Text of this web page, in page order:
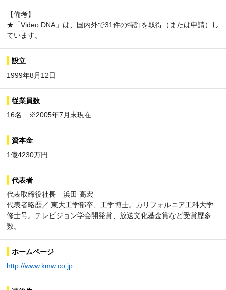
【備考】
★「Video DNA」は、国内外で31件の特許を取得（または申請）し
ています。
設立
1999年8月12日
従業員数
16名 ※2005年7月末現在
資本金
1億4230万円
代表者
代表取締役社長 浜田 高宏
代表者略歴／ 東大工学部卒、工学博士。カリフォルニア工科大学
修士号。テレビジョン学会開発賞、放送文化基金賞など受賞歴多
数。
ホームページ
http://www.kmw.co.jp